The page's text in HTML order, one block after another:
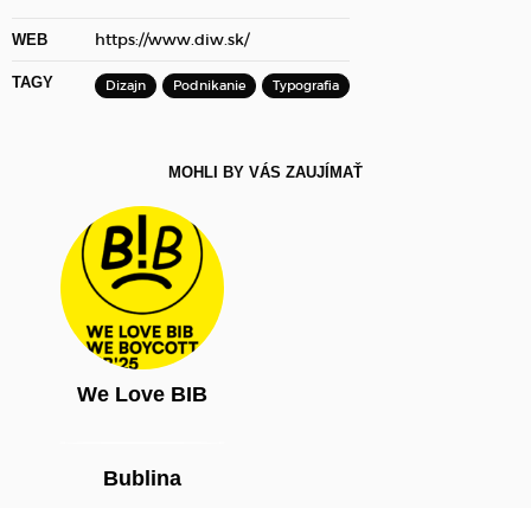
WEB https://www.diw.sk/
TAGY Dizajn Podnikanie Typografia
MOHLI BY VÁS ZAUJÍMAŤ
We Love BIB
Bublina